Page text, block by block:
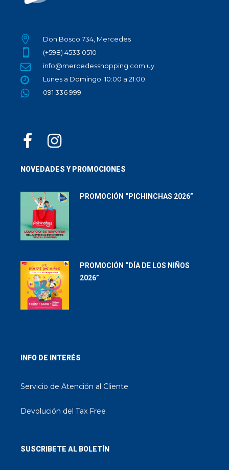
Don Bosco 734, Mercedes
(+598) 4533 0510
info@mercedesshopping.com.uy
Lunes a Domingo: 10:00 a 21:00.
091 336 999
NOVEDADES Y PROMOCIONES
PROMOCIÓN “PICHINCHAS 2026”
PROMOCIÓN “DÍA DE LOS NIÑOS
2026”
INFO DE INTERÉS
Servicio de Atención al Cliente
Devolución del Tax Free
SUSCRIBETE AL BOLETÍN